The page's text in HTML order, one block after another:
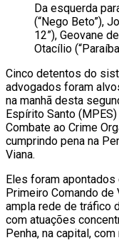
Da esquerda
(“Nego Beto”),
12”), Geovane
Otacílio
Cinco detentos do
advogados foram
na manhã desta
Espírito Santo
Combate ao Crime
cumprindo pena na
Viana.
Eles foram
Primeiro Comando de
ampla rede de tráfico
com atuações
Penha, na capital,